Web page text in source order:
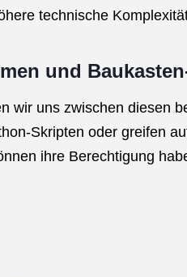
technische
und
wir uns zwischen diesen
Skripten oder greifen
ihre Berechtigung